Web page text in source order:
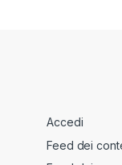
Accedi
Feed dei